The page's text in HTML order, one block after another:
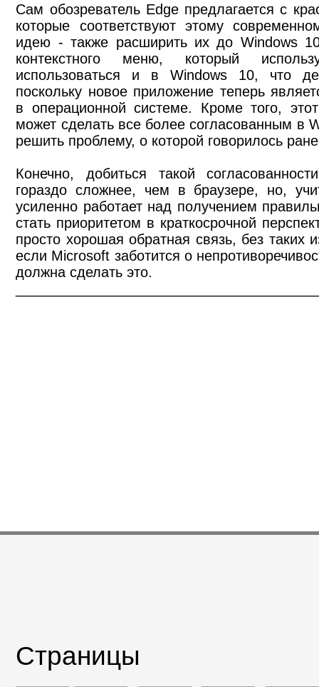
Сам обозреватель Edge предлагается с
которые соответствуют этому
идею - также расширить их до Windows
контекстного меню, который
использоваться и в Windows 10, что
поскольку новое приложение теперь
в операционной системе. Кроме того,
может сделать все более согласованным в
решить проблему, о которой говорилось
Конечно, добиться такой
гораздо сложнее, чем в браузере, но,
усиленно работает над получением
стать приоритетом в краткосрочной
просто хорошая обратная связь, без таких
если Microsoft заботится о
должна сделать это.
Страницы